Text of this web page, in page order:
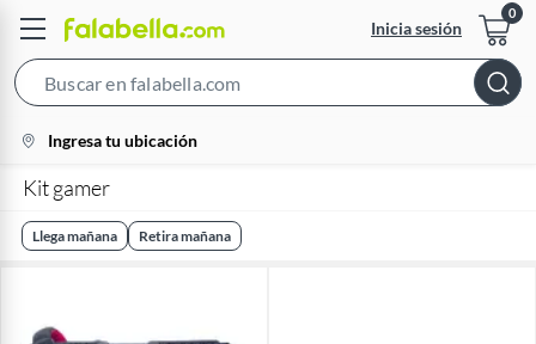
Inicia sesión
Bar
location-
icon
Ingresa tu ubicación
Kit gamer
Llega mañana Retira mañana